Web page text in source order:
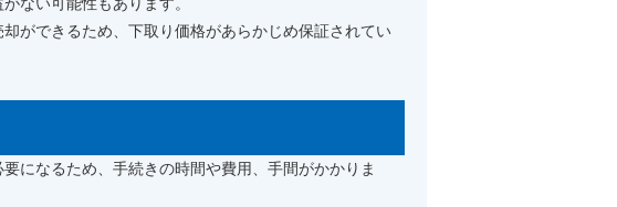
ない可能性もあります。
ができるため、下取り価格があらかじめ保証されてい
になるため、手続きの時間や費用、手間がかかりま